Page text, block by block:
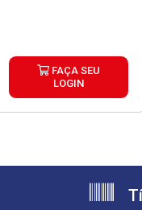
FAÇA SEU
LOGIN